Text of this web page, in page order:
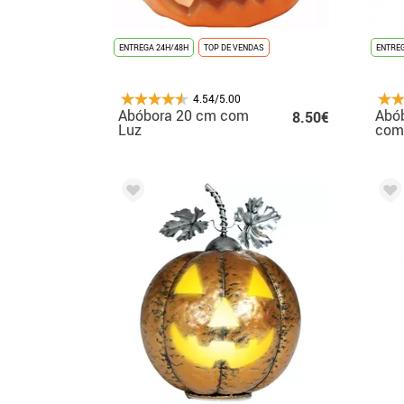
ENTREGA 24H/48H TOP DE VENDAS
4.54/5.00
Abóbora 20 cm com
Luz
8.50€